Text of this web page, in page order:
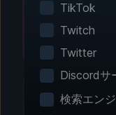
TikTok
Twitch
Twitter
Discordサ
検索エン